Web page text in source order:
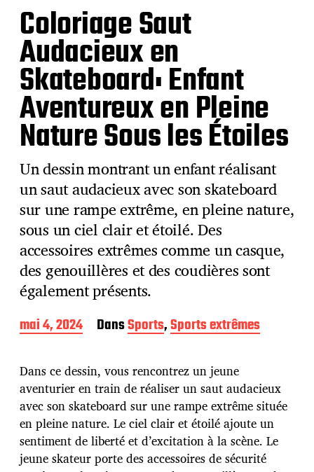
Coloriage Saut
Audacieux en
Skateboard: Enfant
Aventureux en Pleine
Nature Sous les Étoiles
Un dessin montrant un enfant réalisant
un saut audacieux avec son skateboard
sur une rampe extrême, en pleine nature,
sous un ciel clair et étoilé. Des
accessoires extrêmes comme un casque,
des genouillères et des coudières sont
également présents.
D
a
e
d
e
p
u
b
l
i
mai 4, 2024 DansSports,Sports extrêmes
Dans ce dessin, vous rencontrez un jeune
aventurier en train de réaliser un saut audacieux
avec son skateboard sur une rampe extrême située
en pleine nature. Le ciel clair et étoilé ajoute un
sentiment de liberté et d’excitation à la scène. Le
jeune skateur porte des accessoires de sécurité